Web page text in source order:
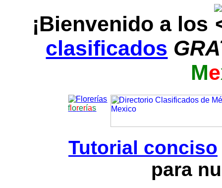
¡Bienvenido a los
clasificados
Me
florerías
Tutorial conciso
para